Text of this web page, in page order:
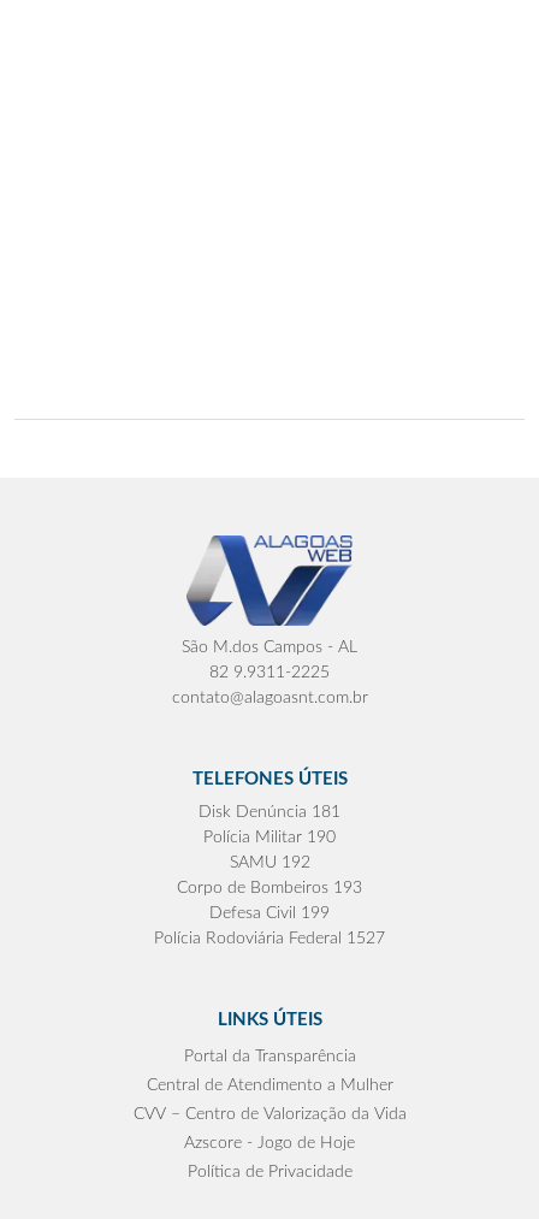
São M.dos Campos - AL
82 9.9311-2225
contato@alagoasnt.com.br
TELEFONES ÚTEIS
Disk Denúncia 181
Polícia Militar 190
SAMU 192
Corpo de Bombeiros 193
Defesa Civil 199
Polícia Rodoviária Federal 1527
LINKS ÚTEIS
Portal da Transparência
Central de Atendimento a Mulher
CVV – Centro de Valorização da Vida
Azscore - Jogo de Hoje
Política de Privacidade